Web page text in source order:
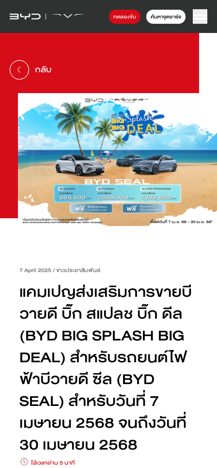
ทดลองขับ ค้นหาจุดชาร์จ
กลับ
7 April 2025/ข่าวประชาสัมพันธ์
แคมเปญส่งเสริมการขายบี
วายดี บิ๊ก สแปลช บิ๊ก ดีล
(BYD BIG SPLASH BIG
DEAL) สำหรับรถยนต์ไฟ
ฟ้าบีวายดี ซีล (BYD
SEAL) สำหรับวันที่ 7
เมษายน 2568 จนถึงวันที่
30 เมษายน 2568
ใช้เวลาอ่าน 5 นาที